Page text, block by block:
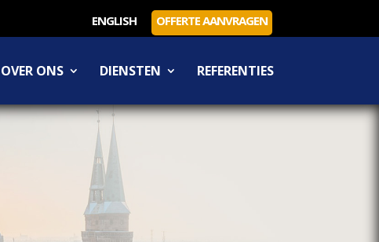
ENGLISH OFFERTE AANVRAGEN
OVER ONS DIENSTEN REFERENTIES